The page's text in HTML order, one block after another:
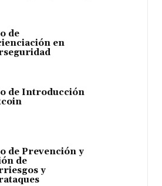
de
en
de Introducción
de Prevención y
de
y